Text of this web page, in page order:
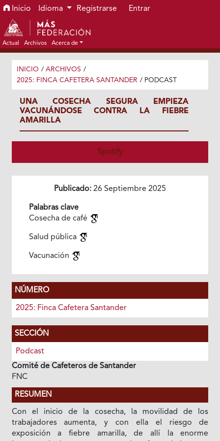
Ir al menú de navegación principal
Ir al contenido principal
Ir al pie de página del sitio
Inicio Idioma Registrarse Entrar
Actual Archivos Acerca de
INICIO / ARCHIVOS /
2025: FINCA CAFETERA SANTANDER / PODCAST
UNA COSECHA SEGURA EMPIEZA
VACUNÁNDOSE CONTRA LA FIEBRE
AMARILLA
Spotify
Publicado: 26 Septiembre 2025
Palabras clave
Cosecha de café
Salud pública
Vacunación
NÚMERO
2025: Finca Cafetera Santander
SECCIÓN
Podcast
Comité de Cafeteros de Santander
FNC
RESUMEN
Con el inicio de la cosecha, la movilidad de los
trabajadores aumenta, y con ella el riesgo de
exposición a fiebre amarilla, de allí la enorme